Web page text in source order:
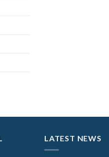
LATEST NEWS